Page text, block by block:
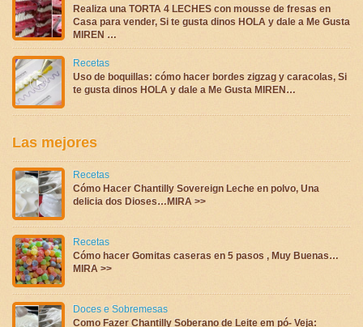
Realiza una TORTA 4 LECHES con mousse de fresas en
Casa para vender, Si te gusta dinos HOLA y dale a Me Gusta
MIREN …
Recetas
Uso de boquillas: cómo hacer bordes zigzag y caracolas, Si
te gusta dinos HOLA y dale a Me Gusta MIREN…
Las mejores
Recetas
Cómo Hacer Chantilly Sovereign Leche en polvo, Una
delicia dos Dioses…MIRA >>
Recetas
Cómo hacer Gomitas caseras en 5 pasos , Muy Buenas…
MIRA >>
Doces e Sobremesas
Como Fazer Chantilly Soberano de Leite em pó- Veja: